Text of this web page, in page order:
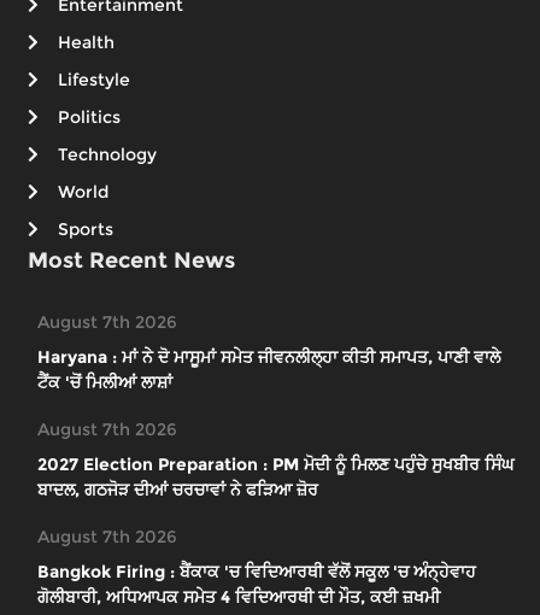
Entertainment
Health
Lifestyle
Politics
Technology
World
Sports
Most Recent News
August 7th 2026
Haryana : ਮਾਂ ਨੇ ਦੋ ਮਾਸੂਮਾਂ ਸਮੇਤ ਜੀਵਨਲੀਲ੍ਹਾ ਕੀਤੀ ਸਮਾਪਤ, ਪਾਣੀ ਵਾਲੇ
ਟੈਂਕ 'ਚੋਂ ਮਿਲੀਆਂ ਲਾਸ਼ਾਂ
August 7th 2026
2027 Election Preparation : PM ਮੋਦੀ ਨੂੰ ਮਿਲਣ ਪਹੁੰਚੇ ਸੁਖਬੀਰ ਸਿੰਘ
ਬਾਦਲ, ਗਠਜੋੜ ਦੀਆਂ ਚਰਚਾਵਾਂ ਨੇ ਫੜਿਆ ਜ਼ੋਰ
August 7th 2026
Bangkok Firing : ਬੈਂਕਾਕ 'ਚ ਵਿਦਿਆਰਥੀ ਵੱਲੋਂ ਸਕੂਲ 'ਚ ਅੰਨ੍ਹੇਵਾਹ
ਗੋਲੀਬਾਰੀ, ਅਧਿਆਪਕ ਸਮੇਤ 4 ਵਿਦਿਆਰਥੀ ਦੀ ਮੌਤ, ਕਈ ਜ਼ਖਮੀ